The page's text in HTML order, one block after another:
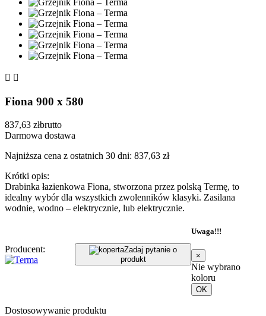
 
Fiona 900 x 580
837,63 złbrutto
Darmowa dostawa
Najniższa cena z ostatnich 30 dni: 837,63 zł
Krótki opis:
Drabinka łazienkowa Fiona, stworzona przez polską Termę, to
idealny wybór dla wszystkich zwolenników klasyki. Zasilana
wodnie, wodno – elektrycznie, lub elektrycznie.
Producent:
Zadaj pytanie o
produkt
Uwaga!!!
×
Nie wybrano
koloru
OK
Dostosowywanie produktu